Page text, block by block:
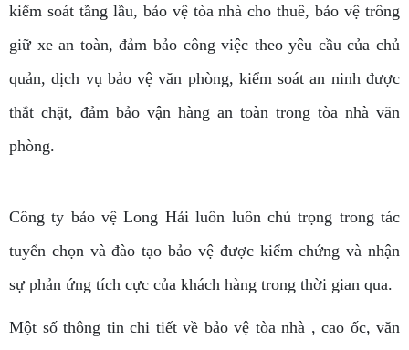
kiểm soát tầng lầu, bảo vệ tòa nhà cho thuê, bảo vệ trông
giữ xe an toàn, đảm bảo công việc theo yêu cầu của chủ
quản, dịch vụ bảo vệ văn phòng, kiểm soát an ninh được
thắt chặt, đảm bảo vận hàng an toàn trong tòa nhà văn
phòng.
Công ty bảo vệ Long Hải luôn luôn chú trọng trong tác
tuyển chọn và đào tạo bảo vệ được kiểm chứng và nhận
sự phản ứng tích cực của khách hàng trong thời gian qua.
Một số thông tin chi tiết về bảo vệ tòa nhà , cao ốc, văn